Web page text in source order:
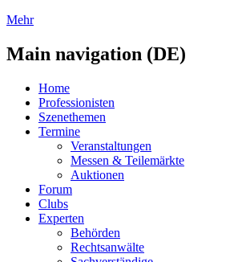
Mehr
Main navigation (DE)
Home
Professionisten
Szenethemen
Termine
Veranstaltungen
Messen & Teilemärkte
Auktionen
Forum
Clubs
Experten
Behörden
Rechtsanwälte